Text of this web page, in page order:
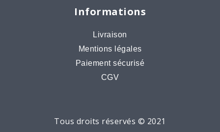
Informations
Livraison
Mentions légales
Paiement sécurisé
CGV
Tous droits réservés © 2021